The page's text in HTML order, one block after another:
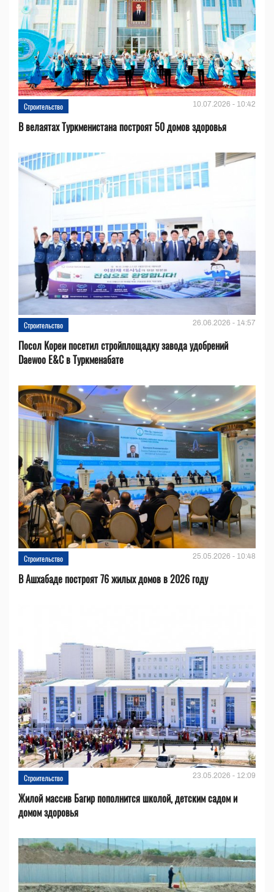
Строительство 10.07.2026 - 10:42
В велаятах Туркменистана построят 50 домов здоровья
Строительство 26.06.2026 - 14:57
Посол Кореи посетил стройплощадку завода удобрений
Daewoo E&C в Туркменабате
Строительство 25.05.2026 - 10:48
В Ашхабаде построят 76 жилых домов в 2026 году
Строительство 23.05.2026 - 12:09
Жилой массив Багир пополнится школой, детским садом и
домом здоровья